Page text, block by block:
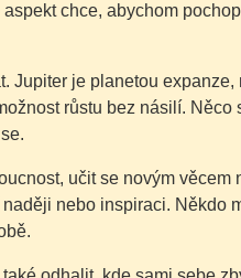
chce, abychom
Jupiter je planetou expanze,
růstu bez násilí. Něco
učit se novým věcem
nebo inspiraci. Někdo